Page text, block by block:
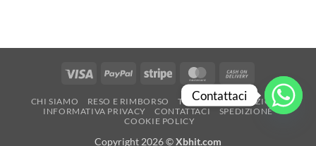
Visa PayPal Stripe MasterCard
On
Delivery
CHI SIAMO RESO E RIMBORSO
TERMINI E CONDIZIONI
INFORMATIVA PRIVACY
CONTATTACI
SPEDIZIONE
COOKIE POLICY
Copyright 2026 ©Xbhit.com
Contattaci